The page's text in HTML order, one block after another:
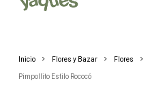
Inicio Flores y Bazar Flores
Pimpollito Estilo Rococó